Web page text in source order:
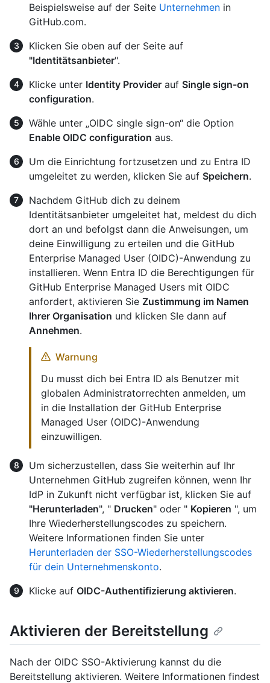
Beispielsweise auf der Seite Unternehmen in
GitHub.com.
Klicken Sie oben auf der Seite auf
"Identitätsanbieter".
Klicke unter Identity Provider auf Single sign-on
configuration.
Wähle unter „OIDC single sign-on“ die Option
Enable OIDC configuration aus.
Um die Einrichtung fortzusetzen und zu Entra ID
umgeleitet zu werden, klicken Sie auf Speichern.
Nachdem GitHub dich zu deinem
Identitätsanbieter umgeleitet hat, meldest du dich
dort an und befolgst dann die Anweisungen, um
deine Einwilligung zu erteilen und die GitHub
Enterprise Managed User (OIDC)-Anwendung zu
installieren. Wenn Entra ID die Berechtigungen für
GitHub Enterprise Managed Users mit OIDC
anfordert, aktivieren Sie Zustimmung im Namen
Ihrer Organisation und klicken SIe dann auf
Annehmen.
Warnung
Du musst dich bei Entra ID als Benutzer mit
globalen Administratorrechten anmelden, um
in die Installation der GitHub Enterprise
Managed User (OIDC)-Anwendung
einzuwilligen.
Um sicherzustellen, dass Sie weiterhin auf Ihr
Unternehmen GitHub zugreifen können, wenn Ihr
IdP in Zukunft nicht verfügbar ist, klicken Sie auf
"Herunterladen", " Drucken" oder " Kopieren ", um
Ihre Wiederherstellungscodes zu speichern.
Weitere Informationen finden Sie unter
Herunterladen der SSO-Wiederherstellungscodes
für dein Unternehmenskonto.
Klicke auf OIDC-Authentifizierung aktivieren.
Aktivieren der Bereitstellung
Nach der OIDC SSO-Aktivierung kannst du die
Bereitstellung aktivieren. Weitere Informationen findest